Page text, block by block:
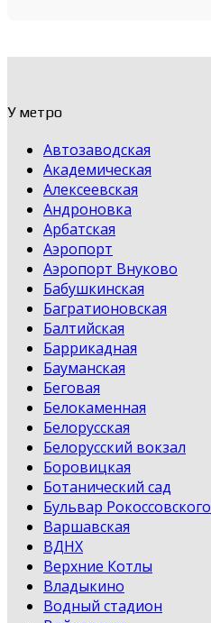
У метро
Автозаводская
Академическая
Алексеевская
Андроновка
Арбатская
Аэропорт
Аэропорт Внуково
Бабушкинская
Багратионовская
Балтийская
Баррикадная
Бауманская
Беговая
Белокаменная
Белорусская
Белорусский вокзал
Боровицкая
Ботанический сад
Бульвар Рокоссовского
Варшавская
ВДНХ
Верхние Котлы
Владыкино
Водный стадион